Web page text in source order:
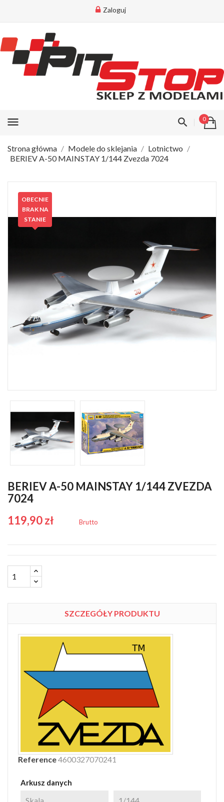
Zaloguj
menu 0
Strona główna Modele do sklejania
Lotnictwo
BERIEV A-50 MAINSTAY 1/144 Zvezda 7024
OBECNIE
BRAK NA
STANIE
BERIEV A-50 MAINSTAY 1/144 ZVEZDA
7024
119,90 zł
Brutto
SZCZEGÓŁY PRODUKTU
Reference4600327070241
Arkusz danych